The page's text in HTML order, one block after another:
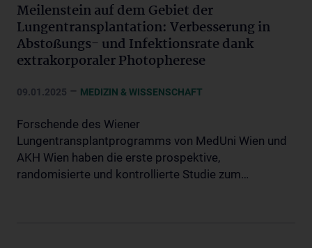
Meilenstein auf dem Gebiet der
Lungentransplantation: Verbesserung in
Abstoßungs- und Infektionsrate dank
extrakorporaler Photopherese
09.01.2025 – MEDIZIN & WISSENSCHAFT
Forschende des Wiener
Lungentransplantprogramms von MedUni Wien und
AKH Wien haben die erste prospektive,
randomisierte und kontrollierte Studie zum…